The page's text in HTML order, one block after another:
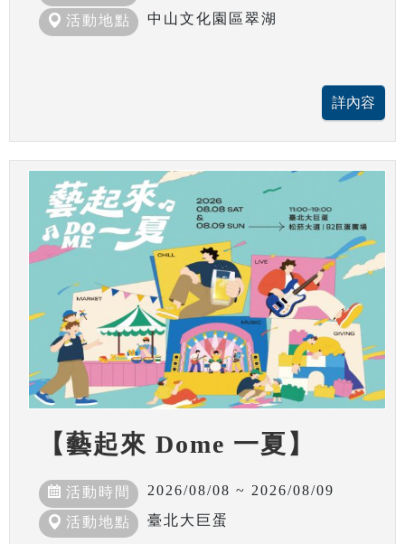
活動地點 中山文化園區翠湖
【藝起來 Dome 一夏】
活動時間 2026/08/08 ~ 2026/08/09
活動地點 臺北大巨蛋